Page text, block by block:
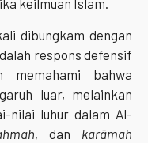
keilmuan Islam.
dibungkam dengan
respons defensif
memahami bahwa
luar, melainkan
nilai luhur dalam Al-
, dan karāmah